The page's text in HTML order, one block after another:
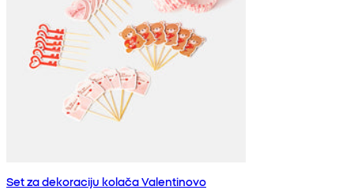
Set za dekoraciju kolača Valentinovo